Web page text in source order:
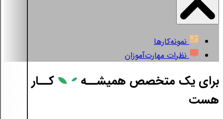
نمونه‌کارها
نظرات مهارت‌آموزان
برای یک متخصص همیشــه
کــار
هست